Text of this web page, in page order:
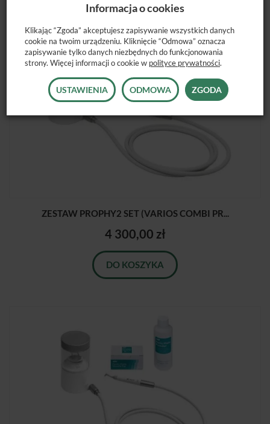
POLECANE PRODUKTY
ZESTAW PROPHY2 SET (VARIOS COMBI PR...
4 300,00 zł
DO KOSZYKA
Informacja o cookies
Klikając “Zgoda” akceptujesz zapisywanie wszystkich danych
cookie na twoim urządzeniu. Kliknięcie “Odmowa” oznacza
zapisywanie tylko danych niezbędnych do funkcjonowania
strony. Więcej informacji o cookie w polityce prywatności.
USTAWIENIA ODMOWA ZGODA